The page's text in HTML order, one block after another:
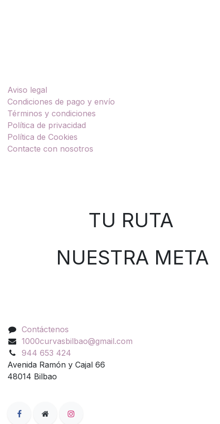
Aviso legal
Condiciones de pago y envío
Términos y condiciones
Política de privacidad
Política de Cookies
Contacte con nosotros
TU RUTA
NUESTRA META
Contáctenos
1000curvasbilbao@gmail.com
944 653 424
Avenida Ramón y Cajal 66
48014 Bilbao